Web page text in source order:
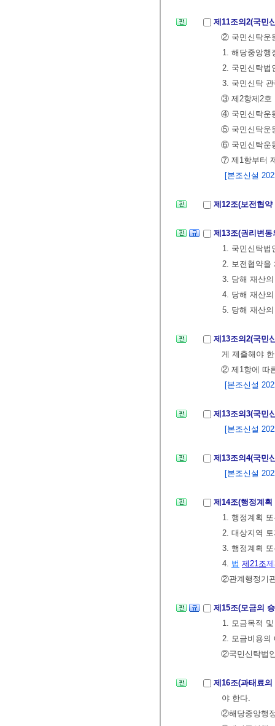
제11조의2(국민
② 국민신탁운
1. 해당중앙행
2. 국민신탁법
3. 국민신탁
③ 제2항제2호
④ 국민신탁운
⑤ 국민신탁운
⑥ 국민신탁운
⑦ 제1항부터
[본조신설
제12조(보전협
제13조(권리변
1. 국민신탁법
2. 보전협약을
3. 당해 재산
4. 당해 재산
5. 당해 재산
제13조의2(국민
게 제출해야
② 제1항에 따
[본조신설
제13조의3(국민
[본조신설
제13조의4(국민
[본조신설
제14조(행정계
1. 행정계획
2. 대상지역
3. 행정계획
4. 법 제21조
②관계행정기
제15조(모금의
1. 모금목적
2. 모금비용의
②국민신탁법
제16조(과태료
야 한다.
②해당중앙행